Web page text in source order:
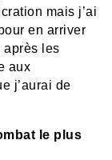
mais j’ai
en arriver
après les
aux
j’aurai de
le plus